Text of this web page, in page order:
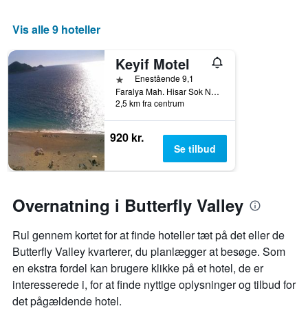
Vis alle 9 hoteller
Keyif Motel
1 stjerneEnestående 9,1
Faralya Mah. Hisar Sok No. 25, Uzunyurt, Tyrkiet
2,5 km fra centrum
920 kr.
Se tilbud
Overnatning i Butterfly Valley
Rul gennem kortet for at finde hoteller tæt på det eller de
Butterfly Valley kvarterer, du planlægger at besøge. Som
en ekstra fordel kan brugere klikke på et hotel, de er
interesserede i, for at finde nyttige oplysninger og tilbud for
det pågældende hotel.